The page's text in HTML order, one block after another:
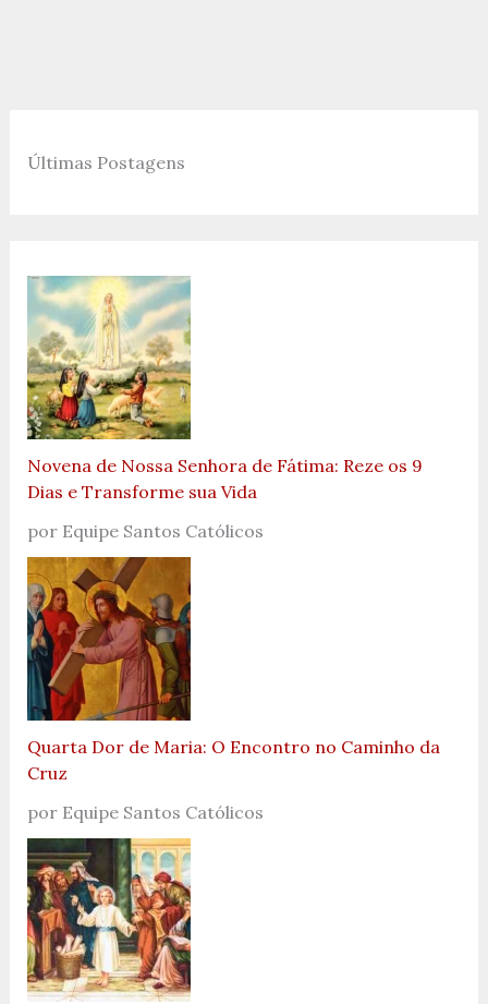
Últimas Postagens
Novena de Nossa Senhora de Fátima: Reze os 9
Dias e Transforme sua Vida
por Equipe Santos Católicos
Quarta Dor de Maria: O Encontro no Caminho da
Cruz
por Equipe Santos Católicos